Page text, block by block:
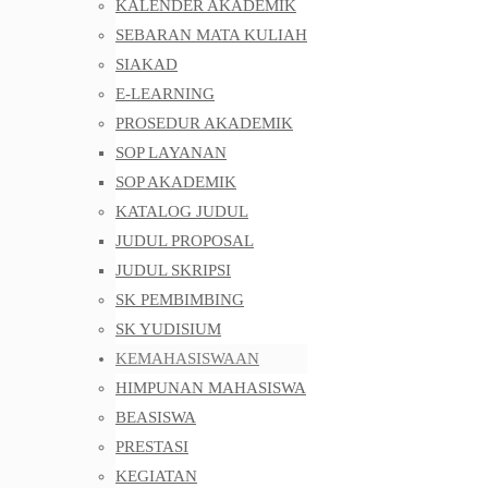
KALENDER AKADEMIK
SEBARAN MATA KULIAH
SIAKAD
E-LEARNING
PROSEDUR AKADEMIK
SOP LAYANAN
SOP AKADEMIK
KATALOG JUDUL
JUDUL PROPOSAL
JUDUL SKRIPSI
SK PEMBIMBING
SK YUDISIUM
KEMAHASISWAAN
HIMPUNAN MAHASISWA
BEASISWA
PRESTASI
KEGIATAN